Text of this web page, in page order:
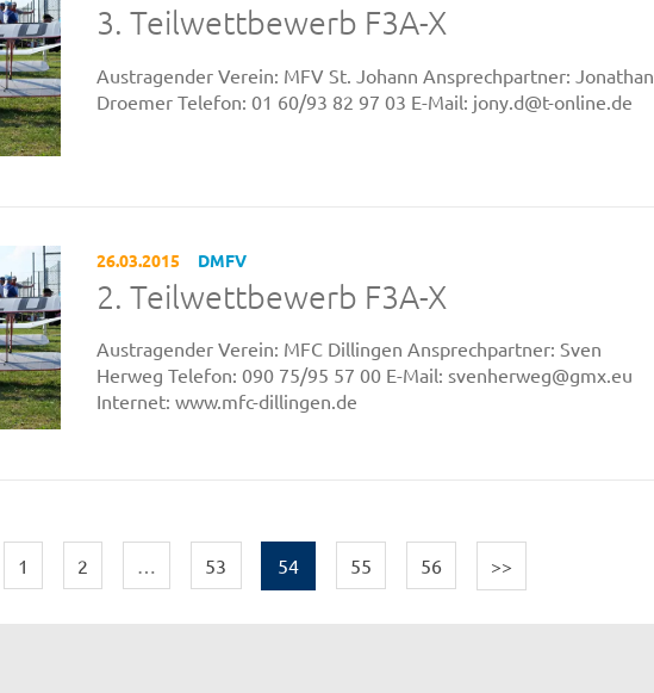
3. Teilwettbewerb F3A-X
Austragender Verein: MFV St. Johann Ansprechpartner: Jonathan
Droemer Telefon: 01 60/93 82 97 03 E-Mail: jony.d@t-online.de
26.03.2015 DMFV
2. Teilwettbewerb F3A-X
Austragender Verein: MFC Dillingen Ansprechpartner: Sven
Herweg Telefon: 090 75/95 57 00 E-Mail: svenherweg@gmx.eu
Internet: www.mfc-dillingen.de
1 2 … 53 54 55 56 >>